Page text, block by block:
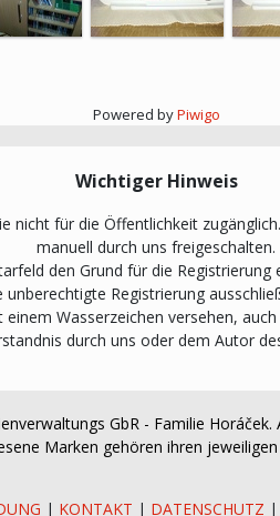
Powered byPiwigo
Wichtiger Hinweis
nicht für die Öffentlichkeit
manuell durch uns freigeschalten.
den Grund für die
unberechtigte Registrierung
Wasserzeichen versehen,
durch uns oder dem Autor
GbR - Familie Horáček.
Marken gehören ihren
| KONTAKT | DATENSCHUTZ |